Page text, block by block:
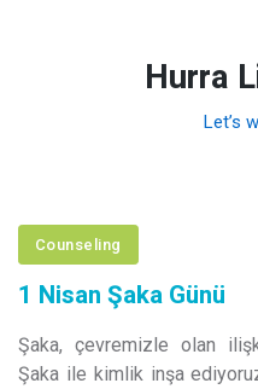
Hurra
Let’s
Counseling
1 Nisan Şaka Günü
Şaka, çevremizle olan
Şaka ile kimlik inşa